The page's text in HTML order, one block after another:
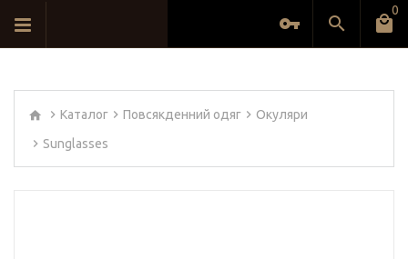
0
Каталог Повсякденний одяг Окуляри
Sunglasses